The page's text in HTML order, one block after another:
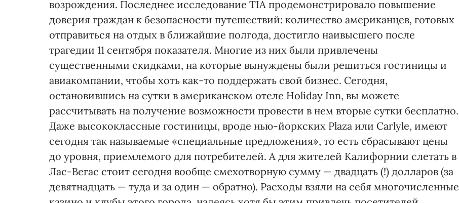
возрождения. Последнее исследование TIA продемонстрировало повышение
доверия граждан к безопасности путешествий: количество американцев, готовых
отправиться на отдых в ближайшие полгода, достигло наивысшего после
трагедии 11 сентября показателя. Многие из них были привлечены
существенными скидками, на которые вынуждены были решиться гостиницы и
авиакомпании, чтобы хоть как-то поддержать свой бизнес. Сегодня,
остановившись на сутки в американском отеле Holiday Inn, вы можете
рассчитывать на получение возможности провести в нем вторые сутки бесплатно.
Даже высококлассные гостиницы, вроде нью-йоркских Plaza или Carlyle, имеют
сегодня так называемые «специальные предложения», то есть сбрасывают цены
до уровня, приемлемого для потребителей. А для жителей Калифорнии слетать в
Лас-Вегас стоит сегодня вообще смехотворную сумму — двадцать (!) долларов (за
девятнадцать — туда и за один — обратно). Расходы взяли на себя многочисленные